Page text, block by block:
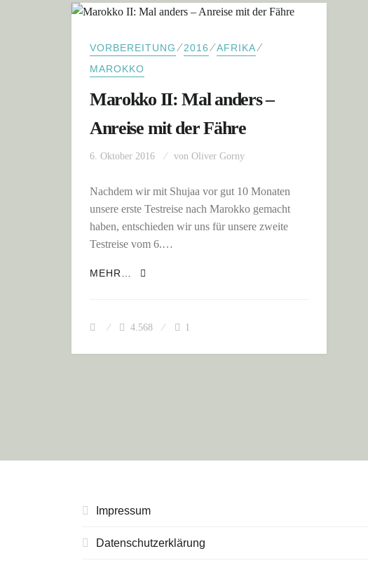
VORBEREITUNG ⁄2016 ⁄AFRIKA⁄
MAROKKO
Marokko II: Mal anders –
Anreise mit der Fähre
6. Oktober 2016 von Oliver Gorny
Nachdem wir mit Shujaa vor gut 10 Monaten
unsere erste Testreise nach Marokko gemacht
haben, entschieden wir uns für unsere zweite
Testreise vom 6.…
MEHR… MAROKKO II: MAL ANDERS – ANREISE MIT
4.568 1
Impressum
Datenschutzerklärung